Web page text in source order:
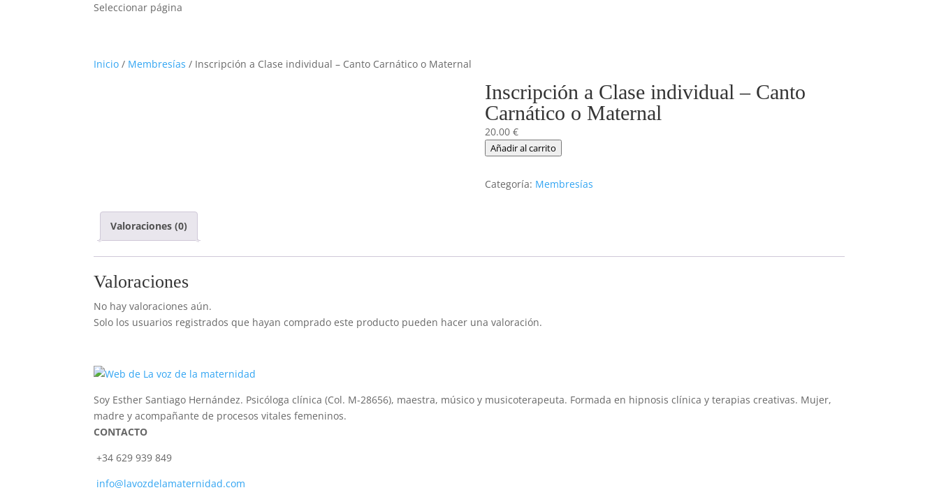
Seleccionar página
Inicio / Membresías / Inscripción a Clase individual – Canto Carnático o Maternal
Inscripción a Clase individual – Canto
Carnático o Maternal
20.00 €
Inscripción
Clase
o
Añadir al carrito
Categoría: Membresías
Valoraciones (0)
Valoraciones
No hay valoraciones aún.
Solo los usuarios registrados que hayan comprado este producto pueden hacer una valoración.
Soy Esther Santiago Hernández. Psicóloga clínica (Col. M-28656), maestra, músico y musicoterapeuta. Formada en hipnosis clínica y terapias creativas. Mujer,
madre y acompañante de procesos vitales femeninos.
CONTACTO
+34 629 939 849
info@lavozdelamaternidad.com